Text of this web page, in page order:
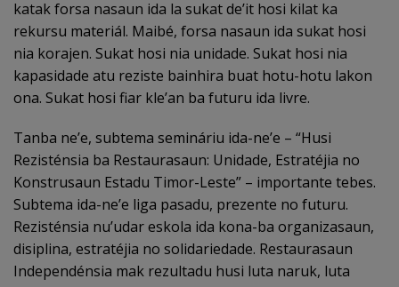
katak forsa nasaun ida la sukat de’it hosi kilat ka
rekursu materiál. Maibé, forsa nasaun ida sukat hosi
nia korajen. Sukat hosi nia unidade. Sukat hosi nia
kapasidade atu reziste bainhira buat hotu-hotu lakon
ona. Sukat hosi fiar kle’an ba futuru ida livre.
Tanba ne’e, subtema semináriu ida-ne’e – “Husi
Rezisténsia ba Restaurasaun: Unidade, Estratéjia no
Konstrusaun Estadu Timor-Leste” – importante tebes.
Subtema ida-ne’e liga pasadu, prezente no futuru.
Rezisténsia nu’udar eskola ida kona-ba organizasaun,
disiplina, estratéjia no solidariedade. Restaurasaun
Independénsia mak rezultadu husi luta naruk, luta